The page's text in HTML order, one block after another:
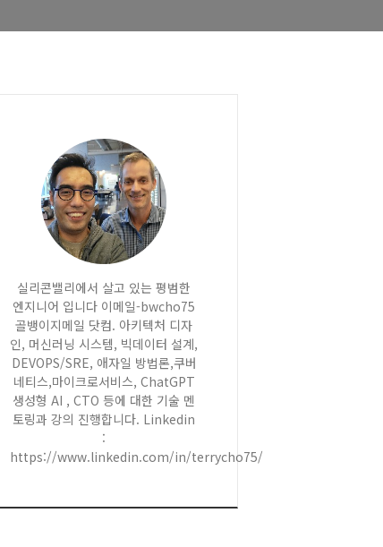
실리콘밸리에서 살고 있는 평범한
엔지니어 입니다 이메일-bwcho75
골뱅이지메일 닷컴. 아키텍처 디자
인, 머신러닝 시스템, 빅데이터 설계,
DEVOPS/SRE, 애자일 방법론,쿠버
네티스,마이크로서비스, ChatGPT
생성형 AI , CTO 등에 대한 기술 멘
토링과 강의 진행합니다. Linkedin
:
https://www.linkedin.com/in/terrycho75/